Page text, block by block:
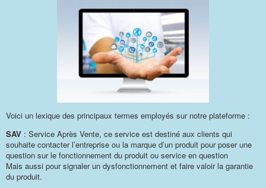
Voici un lexique des principaux termes employés sur notre plateforme :
SAV : Service Après Vente, ce service est destiné aux clients qui
souhaite contacter l’entreprise ou la marque d’un produit pour poser une
question sur le fonctionnement du produit ou service en question
Mais aussi pour signaler un dysfonctionnement et faire valoir la garantie
du produit.